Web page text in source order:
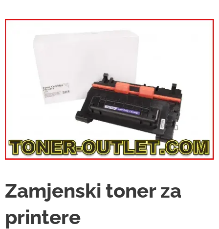
Zamjenski toner za
printere